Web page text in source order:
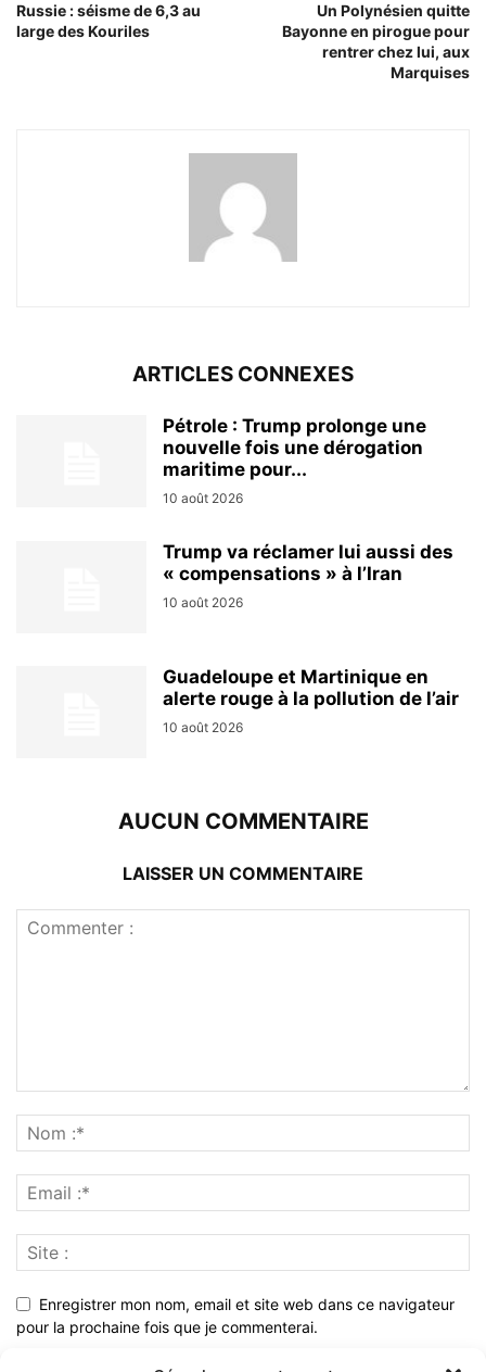
Russie : séisme de 6,3 au
large des Kouriles
Un Polynésien quitte
Bayonne en pirogue pour
rentrer chez lui, aux
Marquises
ARTICLES CONNEXES
Pétrole : Trump prolonge une
nouvelle fois une dérogation
maritime pour...
10 août 2026
Trump va réclamer lui aussi des
« compensations » à l’Iran
10 août 2026
Guadeloupe et Martinique en
alerte rouge à la pollution de l’air
10 août 2026
AUCUN COMMENTAIRE
LAISSER UN COMMENTAIRE
Enregistrer mon nom, email et site web dans ce navigateur
pour la prochaine fois que je commenterai.